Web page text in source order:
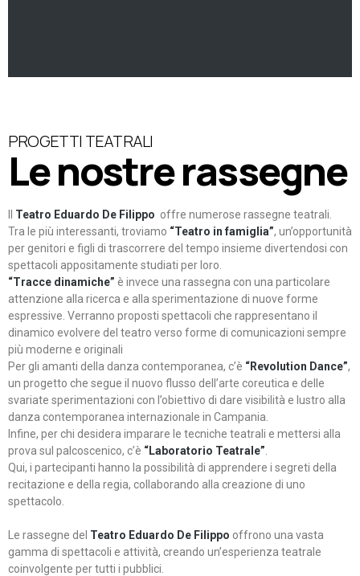
PROGETTI TEATRALI
Le nostre rassegne
Teatro Eduardo De Filippo offre numerose rassegne teatrali.
Tra le più interessanti, troviamo “Teatro in famiglia”, un’opportunità
per genitori e figli di trascorrere del tempo insieme divertendosi con
spettacoli appositamente studiati per loro.
“Tracce dinamiche” è invece una rassegna con una particolare
attenzione alla ricerca e alla sperimentazione di nuove forme
espressive. Verranno proposti spettacoli che rappresentano il
dinamico evolvere del teatro verso forme di comunicazioni sempre
più moderne e originali
Per gli amanti della danza contemporanea, c’è “Revolution Dance”,
un progetto che segue il nuovo flusso dell’arte coreutica e delle
svariate sperimentazioni con l’obiettivo di dare visibilità e lustro alla
danza contemporanea internazionale in Campania.
Infine, per chi desidera imparare le tecniche teatrali e mettersi alla
prova sul palcoscenico, c’è “Laboratorio Teatrale”
Qui, i partecipanti hanno la possibilità di apprendere i segreti della
recitazione e della regia, collaborando alla creazione di uno
spettacolo.
Le rassegne del Teatro Eduardo De Filippo offrono una vasta
gamma di spettacoli e attività, creando un’esperienza teatrale
coinvolgente per tutti i pubblici.